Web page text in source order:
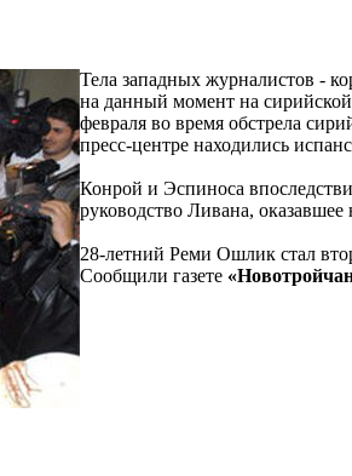
Тела западных журналистов -
на данный момент на
февраля во время обстрела
пресс-центре находились
Конрой и Эспиноса
руководство Ливана,
28-летний Реми Ошлик стал
Сообщили газете